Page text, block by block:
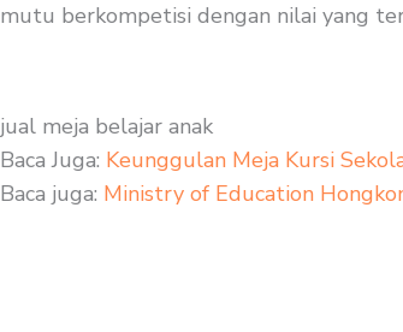
mutu berkompetisi dengan nilai yang
jual meja belajar anak
Baca Juga: Keunggulan Meja Kursi
Baca juga: Ministry of Education